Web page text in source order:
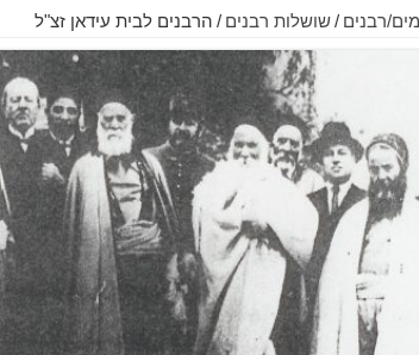
רבנים / שושלות רבנים / הרבנים לבית עידאן זצ"ל